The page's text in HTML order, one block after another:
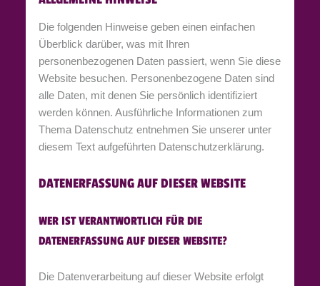
Die folgenden Hinweise geben einen einfachen
Überblick darüber, was mit Ihren
personenbezogenen Daten passiert, wenn Sie diese
Website besuchen. Personenbezogene Daten sind
alle Daten, mit denen Sie persönlich identifiziert
werden können. Ausführliche Informationen zum
Thema Datenschutz entnehmen Sie unserer unter
diesem Text aufgeführten Datenschutzerklärung.
DATENERFASSUNG AUF DIESER WEBSITE
WER IST VERANTWORTLICH FÜR DIE
DATENERFASSUNG AUF DIESER WEBSITE?
Die Datenverarbeitung auf dieser Website erfolgt